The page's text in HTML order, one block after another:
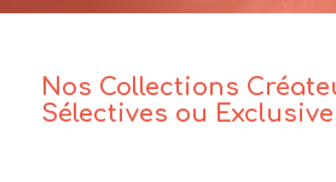
Nos Collections
Sélectives ou